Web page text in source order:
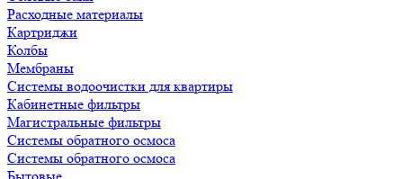
Расходные материалы
Картриджи
Колбы
Мембраны
Системы водоочистки для квартиры
Кабинетные фильтры
Магистральные фильтры
Системы обратного осмоса
Системы обратного осмоса